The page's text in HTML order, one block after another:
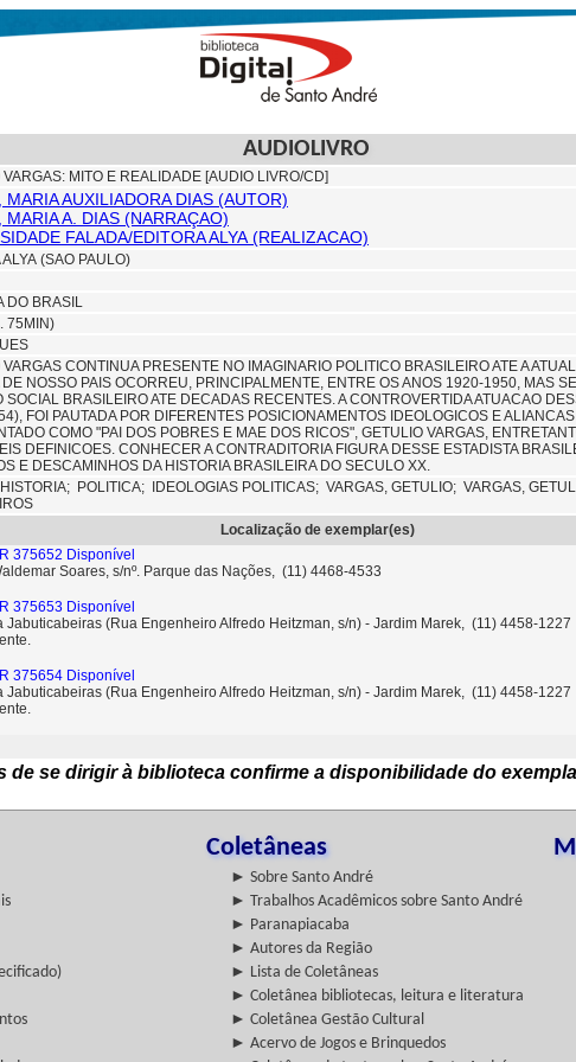
AUDIOLIVRO
MITO E REALIDADE [AUDIO LIVRO/CD]
MARIA AUXILIADORA DIAS (AUTOR)
MARIA A. DIAS (NARRAÇAO)
FALADA/EDITORA ALYA (REALIZACAO)
ALYA (SAO PAULO)
DO BRASIL
75MIN)
CONTINUA PRESENTE NO IMAGINARIO POLITICO BRASILEIRO ATE A
DE NOSSO PAIS OCORREU, PRINCIPALMENTE, ENTRE OS ANOS 1920-1950, MAS
SOCIAL BRASILEIRO ATE DECADAS RECENTES. A CONTROVERTIDA ATUACAO
FOI PAUTADA POR DIFERENTES POSICIONAMENTOS IDEOLOGICOS E
COMO "PAI DOS POBRES E MAE DOS RICOS", GETULIO VARGAS,
DEFINICOES. CONHECER A CONTRADITORIA FIGURA DESSE ESTADISTA
E DESCAMINHOS DA HISTORIA BRASILEIRA DO SECULO XX.
HISTORIA; POLITICA; IDEOLOGIAS POLITICAS; VARGAS, GETULIO; VARGAS,
Localização de exemplar(es)
375652 Disponível
Soares, s/nº. Parque das Nações, (11) 4468-4533
375653 Disponível
(Rua Engenheiro Alfredo Heitzman, s/n) - Jardim Marek, (11) 4458-1227
375654 Disponível
(Rua Engenheiro Alfredo Heitzman, s/n) - Jardim Marek, (11) 4458-1227
de se dirigir à biblioteca confirme a disponibilidade do
Coletâneas
► Sobre Santo André
► Trabalhos Acadêmicos sobre Santo André
► Paranapiacaba
► Autores da Região
► Lista de Coletâneas
► Coletânea bibliotecas, leitura e literatura
► Coletânea Gestão Cultural
► Acervo de Jogos e Brinquedos